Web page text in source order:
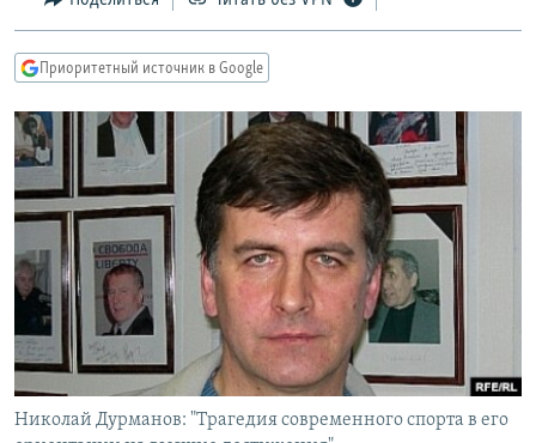
главной
навигации
Вернутся
поиску
IDEL.РЕАЛИИ
КАВКАЗ.РЕАЛИИ
СЕВЕР.РЕАЛИИ
СИБИРЬ.РЕАЛИИ
РАСПИСАНИЕ ВЕЩАНИЯ
ПОДПИШИТЕСЬ НА РАССЫЛКУ
СОЦИАЛЬНЫЕ СЕТИ
Приоритетный источник в Google
Николай Дурманов: "Трагедия современного спорта в его